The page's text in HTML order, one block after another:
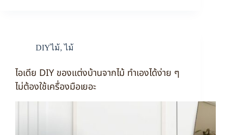
DIYไม้,ไม้
ไอเดีย DIY ของแต่งบ้านจากไม้ ทำเองได้ง่าย ๆ
ไม่ต้องใช้เครื่องมือเยอะ